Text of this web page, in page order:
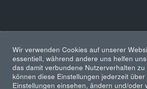
Wir verwenden Cookies auf unserer
essentiell, während andere uns helfen
das damit verbundene Nutzerverhalten zu
können diese Einstellungen jederzeit
Einstellungen einsehen, ändern und/oder